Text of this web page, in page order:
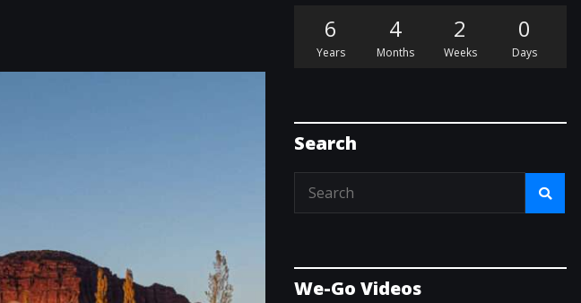
6
Years
4
Months
2
Weeks
0
Days
Search
We-Go Videos